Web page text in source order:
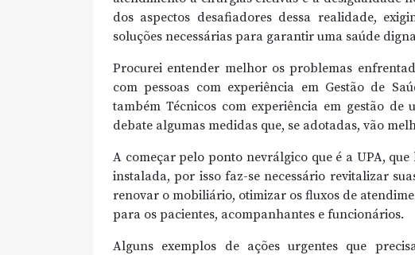
dos aspectos desafiadores dessa realidade,
soluções necessárias para garantir uma saúde
Procurei entender melhor os problemas
com pessoas com experiência em Gestão de
também Técnicos com experiência em gestão
debate algumas medidas que, se adotadas, vão
A começar pelo ponto nevrálgico que é a UPA,
instalada, por isso faz-se necessário revitalizar
renovar o mobiliário, otimizar os fluxos de
para os pacientes, acompanhantes e funcionários.
Alguns exemplos de ações urgentes que